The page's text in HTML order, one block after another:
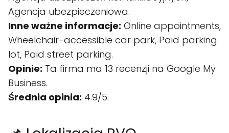
Agencja ubezpieczeniowa.
Inne ważne informacje: Online appointments,
Wheelchair-accessible car park, Paid parking
lot, Paid street parking.
Opinie: Ta firma ma 13 recenzji na Google My
Business.
Średnia opinia: 4.9/5.